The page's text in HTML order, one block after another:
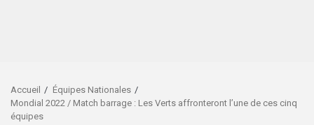
Accueil
Équipes Nationales
Mondial 2022 / Match barrage : Les Verts affronteront l’une de ces cinq
équipes